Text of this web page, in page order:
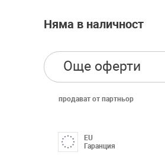
Няма в наличност
Още оферти
продават от партньор
EU
Гаранция